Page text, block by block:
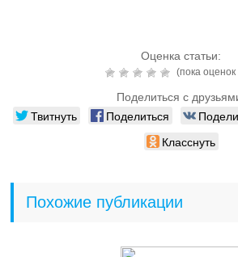
Оценка статьи:
(пока оценок
Поделиться с
Твитнуть Поделиться
Класснуть
Похожие публикации